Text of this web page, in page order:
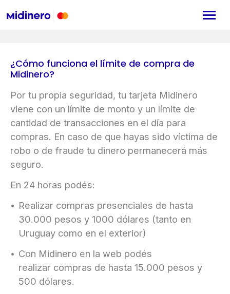
¿Cómo funciona el límite de compra de
Midinero?
Por tu propia seguridad, tu tarjeta Midinero
viene con un límite de monto y un límite de
cantidad de transacciones en el día para
compras. En caso de que hayas sido víctima de
robo o de fraude tu dinero permanecerá más
seguro.
En 24 horas podés:
Realizar compras presenciales de hasta
30.000 pesos y 1000 dólares (tanto en
Uruguay como en el exterior)
Con Midinero en la web podés
realizar compras de hasta 15.000 pesos y
500 dólares.